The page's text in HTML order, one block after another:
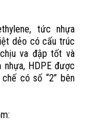
tức nhựa
dẻo có cấu trúc
va đập tốt và
HDPE được
có số “2” bên